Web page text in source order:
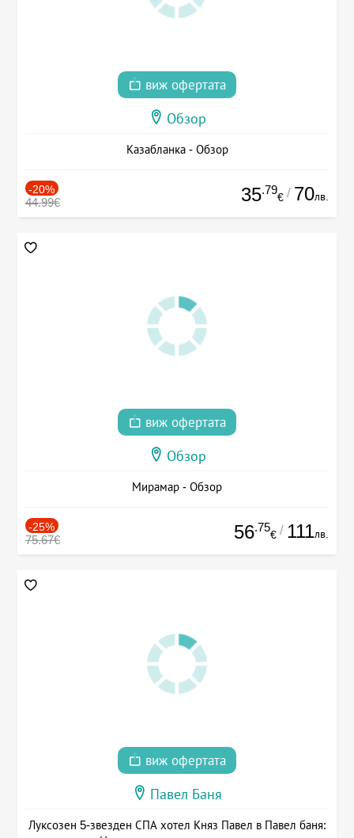
виж офертата
Обзор
Казабланка - Обзор
-20%
44.99€ 35.79
€ / 70лв.
виж офертата
Обзор
Мирамар - Обзор
-25%
75.67€ 56.75
€ / 111лв.
виж офертата
Павел Баня
Луксозен 5-звезден СПА хотел Княз Павел в Павел баня: